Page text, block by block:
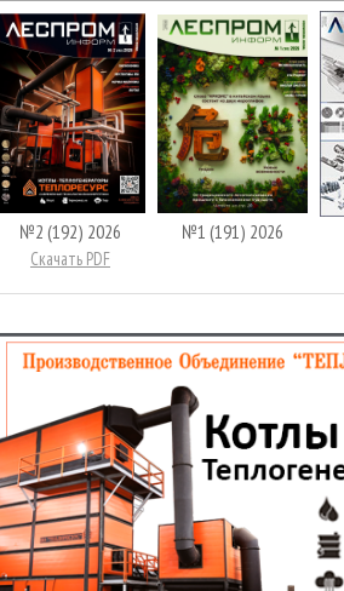
№2 (192) 2026
Скачать PDF
№1 (191) 2026